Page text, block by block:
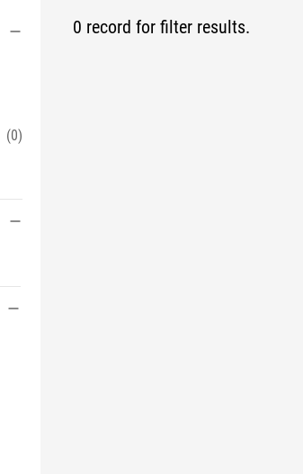
(0)
0 record for filter results.